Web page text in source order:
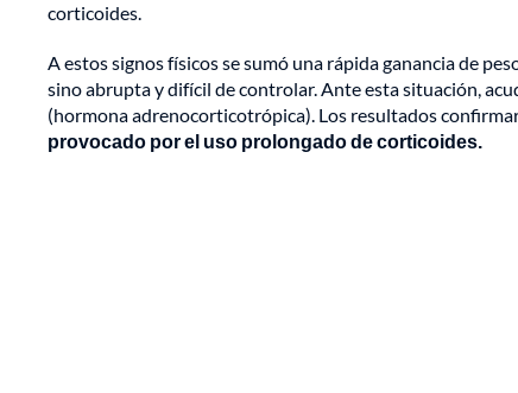
corticoides.
A estos signos físicos se sumó una rápida ganancia de
sino abrupta y difícil de controlar. Ante esta situación,
(hormona adrenocorticotrópica). Los resultados
provocado por el uso prolongado de corticoides.